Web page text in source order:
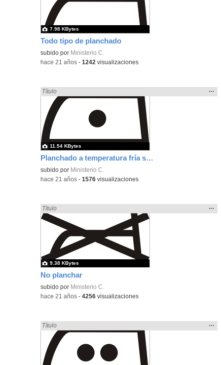
Todo tipo de planchado
subido por Ministerio C.
7.98 KBytes
-hace 21 años -1242 visualizaciones
Planchado a temperatura fría sin vapor
Encontrado «plancha» en:
Título
la
…
subido por Ministerio C.
11.54 KBytes
-hace 21 años -1576 visualizaciones
No planchar
Encontrado «plancha» en:
Título
la
…
subido por Ministerio C.
9.38 KBytes
-hace 21 años -4256 visualizaciones
Encontrado «plancha» en:
Título
la
…